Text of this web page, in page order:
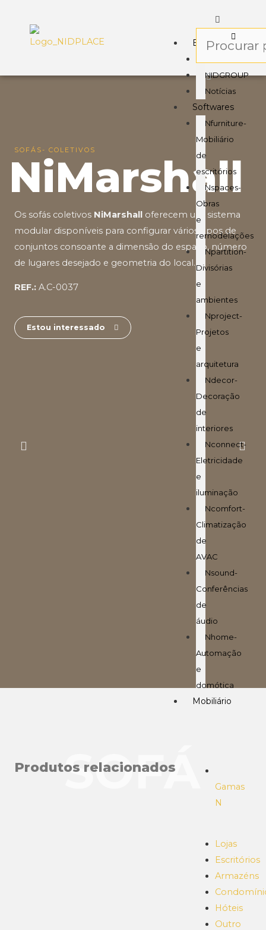
Empresa
NIDGROUP
Notícias
Softwares
Nfurniture-
Mobiliário
de
escritórios
Nspaces-
Obras
e
remodelações
Npartition-
Divisórias
e
ambientes
Nproject-
Projetos
e
arquitetura
Ndecor-
Decoração
de
interiores
Nconnect-
Eletricidade
e
iluminação
Ncomfort-
Climatização
de
AVAC
Nsound-
Conferências
de
áudio
Nhome-
Automação
e
domótica
Mobiliário
Gamas
N
Lojas
Escritórios
Armazéns
Hóteis
Outro
SOFÁS- COLETIVOS
NiMarshall
Os sofás coletivos NiMarshall oferecem um sistema
modular disponíveis para configurar vários tipos de
conjuntos consoante a dimensão do espaço, número
de lugares desejado e geometria do local.
REF.: A.C-0037
Estou interessado
SOFÁ
Produtos relacionados